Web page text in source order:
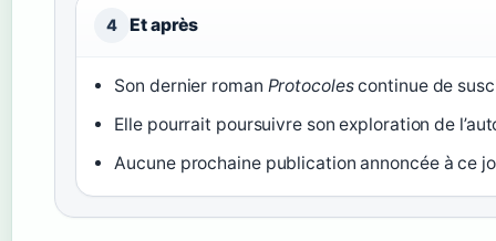
4 Et après
Son dernier roman Protocolescontinue de
Elle pourrait poursuivre son exploration de
Aucune prochaine publication annoncée à ce